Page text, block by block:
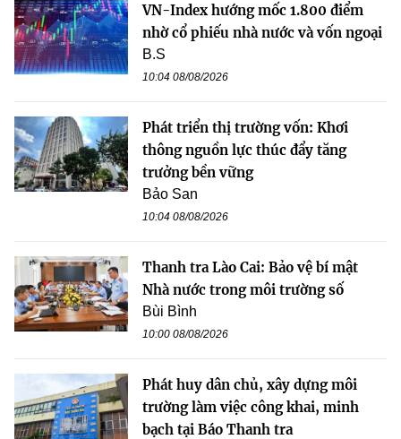
VN-Index hướng mốc 1.800 điểm
nhờ cổ phiếu nhà nước và vốn ngoại
B.S
10:04 08/08/2026
Phát triển thị trường vốn: Khơi
thông nguồn lực thúc đẩy tăng
trưởng bền vững
Bảo San
10:04 08/08/2026
Thanh tra Lào Cai: Bảo vệ bí mật
Nhà nước trong môi trường số
Bùi Bình
10:00 08/08/2026
Phát huy dân chủ, xây dựng môi
trường làm việc công khai, minh
bạch tại Báo Thanh tra